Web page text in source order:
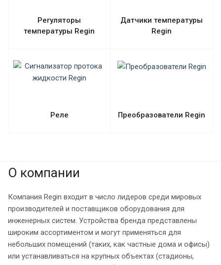
Регуляторы
температуры Regin
Датчики температуры
Regin
Реле Преобразователи Regin
О компании
Компания Regin входит в число лидеров среди мировых
производителей и поставщиков оборудования для
инженерных систем. Устройства бренда представлены
широким ассортиментом и могут применяться для
небольших помещений (таких, как частные дома и офисы)
или устанавливаться на крупных объектах (стадионы,